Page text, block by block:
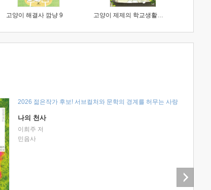
고양이 해결사 깜냥 9 고양이 제제의 학교생활 1 : 초등학생이 이렇게 힘들 줄이야
2026 젊은작가 후보! 서브컬처와 문학의 경계를 허무는 사랑
나의 천사
이희주 저
민음사